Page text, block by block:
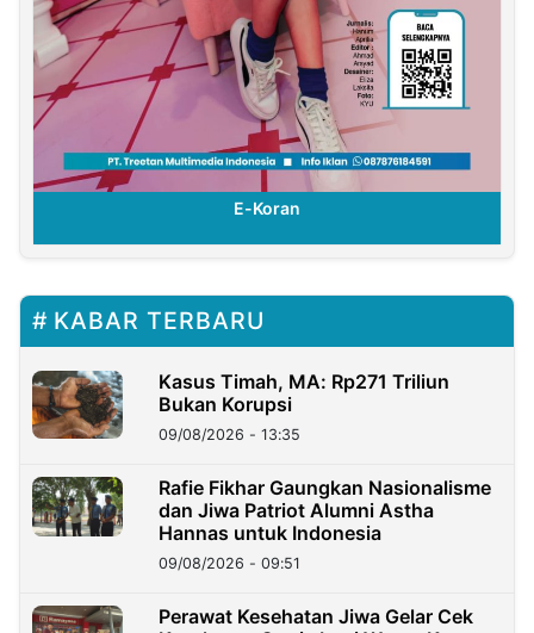
E-Koran
KABAR TERBARU
Kasus Timah, MA: Rp271 Triliun
Bukan Korupsi
09/08/2026 - 13:35
Rafie Fikhar Gaungkan Nasionalisme
dan Jiwa Patriot Alumni Astha
Hannas untuk Indonesia
09/08/2026 - 09:51
Perawat Kesehatan Jiwa Gelar Cek